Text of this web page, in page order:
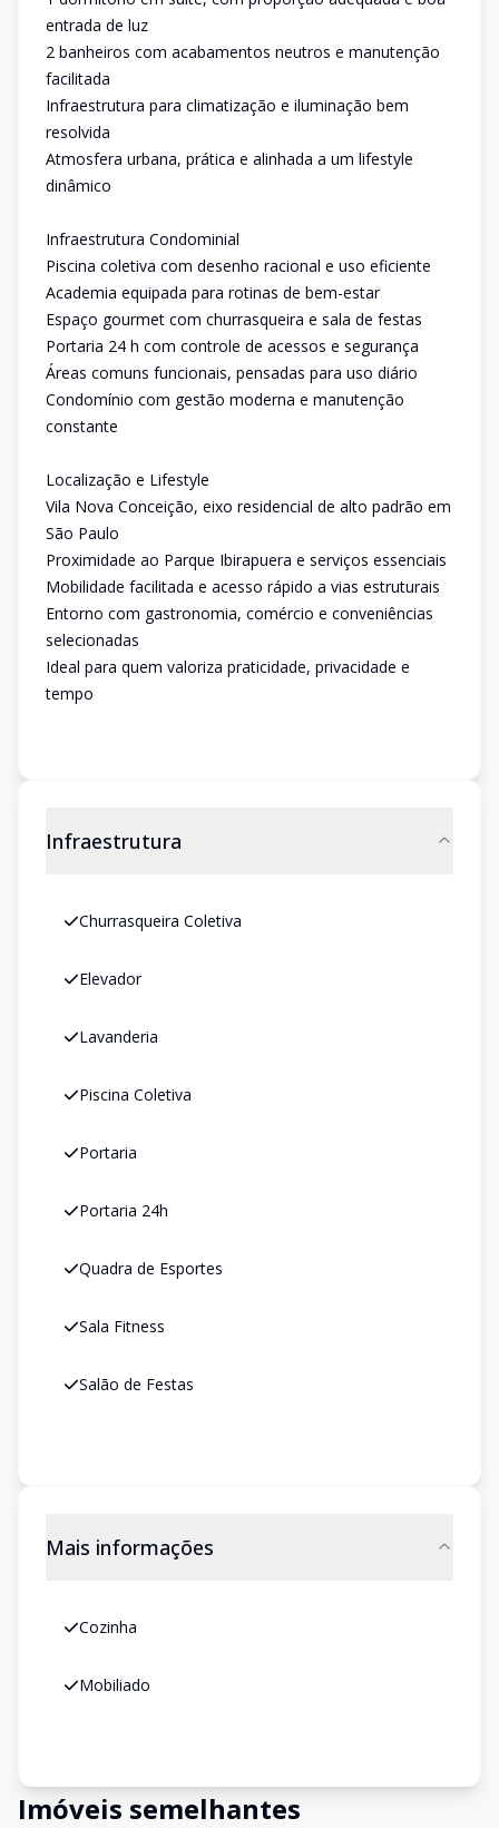
entrada de luz
2 banheiros com acabamentos neutros e manutenção
facilitada
Infraestrutura para climatização e iluminação bem
resolvida
Atmosfera urbana, prática e alinhada a um lifestyle
dinâmico
Infraestrutura Condominial
Piscina coletiva com desenho racional e uso eficiente
Academia equipada para rotinas de bem-estar
Espaço gourmet com churrasqueira e sala de festas
Portaria 24 h com controle de acessos e segurança
Áreas comuns funcionais, pensadas para uso diário
Condomínio com gestão moderna e manutenção
constante
Localização e Lifestyle
Vila Nova Conceição, eixo residencial de alto padrão em
São Paulo
Proximidade ao Parque Ibirapuera e serviços essenciais
Mobilidade facilitada e acesso rápido a vias estruturais
Entorno com gastronomia, comércio e conveniências
selecionadas
Ideal para quem valoriza praticidade, privacidade e
tempo
Infraestrutura
Churrasqueira Coletiva
Elevador
Lavanderia
Piscina Coletiva
Portaria
Portaria 24h
Quadra de Esportes
Sala Fitness
Salão de Festas
Mais informações
Cozinha
Mobiliado
Imóveis semelhantes